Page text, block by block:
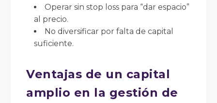
Operar sin stop loss para “dar espacio”
al precio.
No diversificar por falta de capital
suficiente.
Ventajas de un capital
amplio en la gestión de